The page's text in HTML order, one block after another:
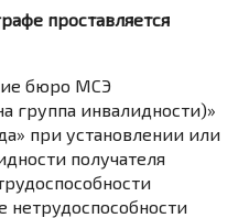
проставляется
бюро МСЭ
группа инвалидности)»
при установлении или
получателя
нетрудоспособности